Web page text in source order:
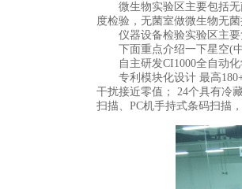
微生物实验区主要包括无
度检验，无菌室做微生物无
仪器设备检验实验区主要
下面重点介绍一下星空(中
自主研发CI1000全自动化
专利模块化设计 最高180+
干扰接近零值； 24个具有冷
扫描、PC机手持式条码扫描